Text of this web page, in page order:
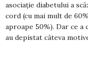
asociație diabetului a
cord (cu mai mult de
aproape 50%). Dar ce
au depistat câteva